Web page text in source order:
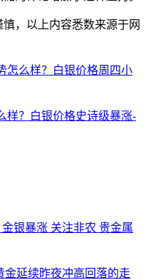
慎，以上内容悉数来源于网
怎么样？白银价格周四小
样？白银价格史诗级暴涨-
银暴涨 关注非农 贵金属
金延续昨夜冲高回落的走